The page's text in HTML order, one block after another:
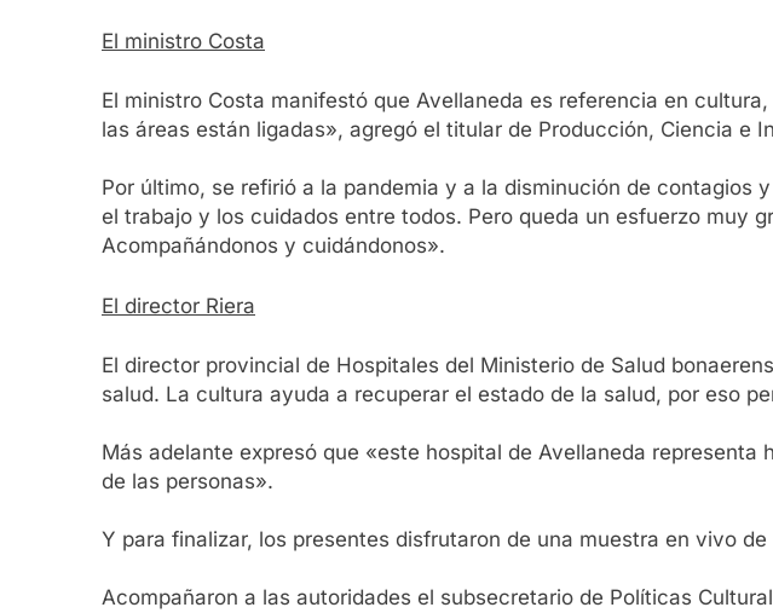
El ministro Costa
El ministro Costa manifestó que Avellaneda es referencia en
las áreas están ligadas», agregó el titular de Producción, Ciencia e
Por último, se refirió a la pandemia y a la disminución de contagios
el trabajo y los cuidados entre todos. Pero queda un esfuerzo muy
Acompañándonos y cuidándonos».
El director Riera
El director provincial de Hospitales del Ministerio de Salud
salud. La cultura ayuda a recuperar el estado de la salud, por eso
Más adelante expresó que «este hospital de Avellaneda
de las personas».
Y para finalizar, los presentes disfrutaron de una muestra en vivo
Acompañaron a las autoridades el subsecretario de Políticas